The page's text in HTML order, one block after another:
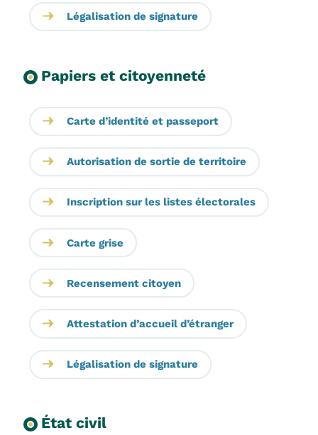
Légalisation de signature
Papiers et citoyenneté
Carte d’identité et passeport
Autorisation de sortie de territoire
Inscription sur les listes électorales
Carte grise
Recensement citoyen
Attestation d’accueil d’étranger
Légalisation de signature
État civil